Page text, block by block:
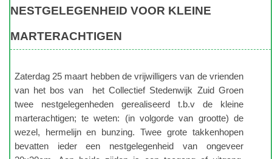
NESTGELEGENHEID VOOR KLEINE
MARTERACHTIGEN
Zaterdag 25 maart hebben de vrijwilligers van de vrienden
van het bos van het Collectief Stedenwijk Zuid Groen
twee nestgelegenheden gerealiseerd t.b.v de kleine
marterachtigen; te weten: (in volgorde van grootte) de
wezel, hermelijn en bunzing. Twee grote takkenhopen
bevatten ieder een nestgelegenheid van ongeveer